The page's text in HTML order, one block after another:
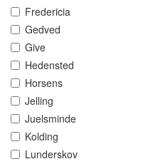
Fredericia
Gedved
Give
Hedensted
Horsens
Jelling
Juelsminde
Kolding
Lunderskov